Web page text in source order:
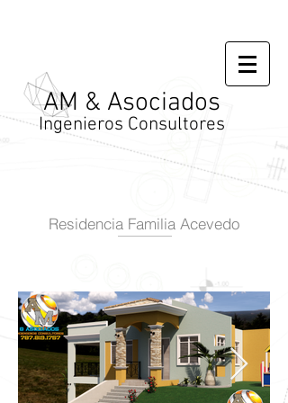
AM & Asociados
Ingenieros Consultores
Residencia Familia Acevedo